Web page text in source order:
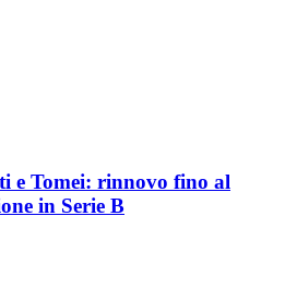
e Tomei: rinnovo fino al
in Serie B